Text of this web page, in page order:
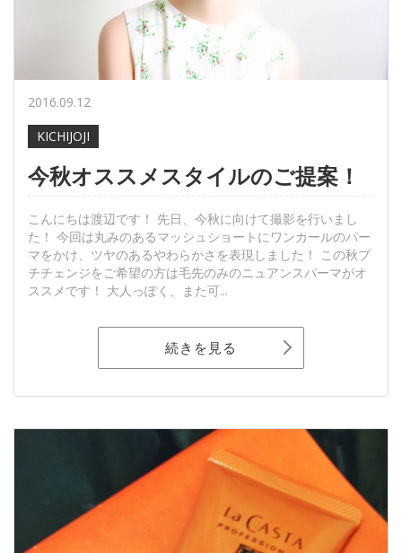
2016.09.12
KICHIJOJI
今秋オススメスタイルのご提案！
こんにちは渡辺です！ 先日、今秋に向けて撮影を行いまし
た！ 今回は丸みのあるマッシュショートにワンカールのパー
マをかけ、ツヤのあるやわらかさを表現しました！ この秋プ
チチェンジをご希望の方は毛先のみのニュアンスパーマがオ
ススメです！ 大人っぽく、また可...
続きを見る